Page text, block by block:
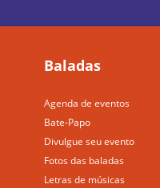
Baladas
Agenda de eventos
Bate-Papo
Divulgue seu evento
Fotos das baladas
Letras de músicas